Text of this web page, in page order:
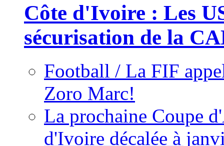
Côte d'Ivoire : Les
sécurisation de la
Football / La FIF
Zoro Marc!
La prochaine Coupe
d'Ivoire décalée à